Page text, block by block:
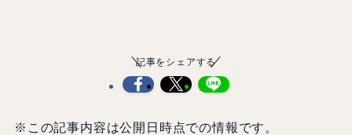
記事をシェアする
※この記事内容は公開日時点での情報です。